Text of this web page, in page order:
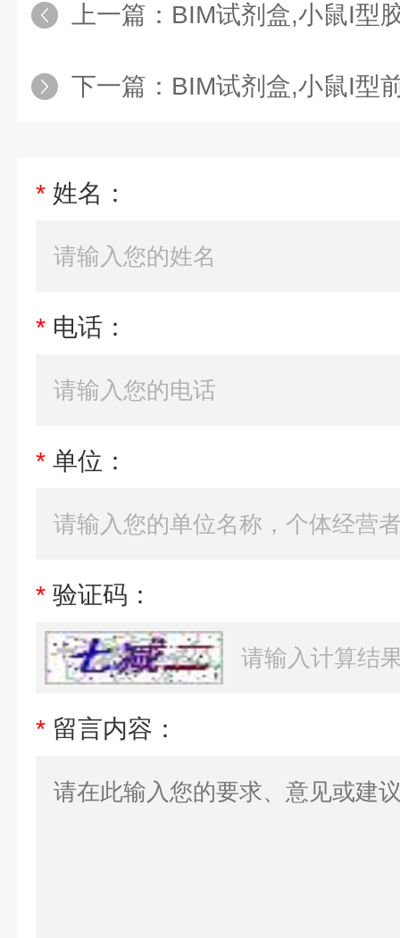
上一篇： BIM试剂盒,小鼠I型胶原
下一篇： BIM试剂盒,小鼠I型前胶原羧
* 姓名：
* 电话：
* 单位：
* 验证码：
* 留言内容：